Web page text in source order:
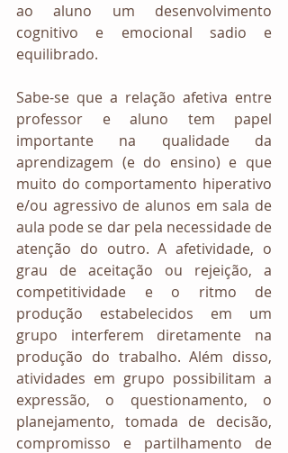
ao aluno um desenvolvimento
cognitivo e emocional sadio e
equilibrado.
Sabe-se que a relação afetiva entre
professor e aluno tem papel
importante na qualidade da
aprendizagem (e do ensino) e que
muito do comportamento hiperativo
e/ou agressivo de alunos em sala de
aula pode se dar pela necessidade de
atenção do outro. A afetividade, o
grau de aceitação ou rejeição, a
competitividade e o ritmo de
produção estabelecidos em um
grupo interferem diretamente na
produção do trabalho. Além disso,
atividades em grupo possibilitam a
expressão, o questionamento, o
planejamento, tomada de decisão,
compromisso e partilhamento de